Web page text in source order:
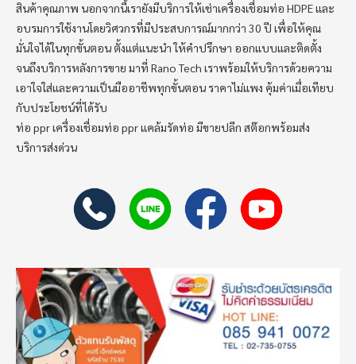
สินค้าคุณภาพ นอกจากนี้เรายังมีบริการให้เช่าเครื่องเชื่อมท่อ HDPE และ
อบรมการใช้งานโดยวิศวกรที่มีประสบการณ์มากกว่า 30 ปี เพื่อให้คุณ
มั่นใจได้ในทุกขั้นตอน ตั้งแต่แนะนำ ให้คำปรึกษา ออกแบบและติดตั้ง
จนถึงบริการหลังการขาย มาที่ Rano Tech เราพร้อมให้บริการด้วยความ
เอาใจใส่และความเป็นมืออาชีพทุกขั้นตอน ราคาไม่แพง คุ้มค่าเมื่อเทียบ
กับประโยชน์ที่ได้รับ
ท่อ ppr เครื่องเชื่อมท่อ ppr แคล้มรัดท่อ มีขายปลีก สต๊อกพร้อมส่ง
บริการส่งด่วน